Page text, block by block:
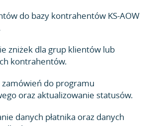
do bazy kontrahentów KS-AOW
zniżek dla grup klientów lub
kontrahentów.
zamówień do programu
oraz aktualizowanie statusów.
danych płatnika oraz danych